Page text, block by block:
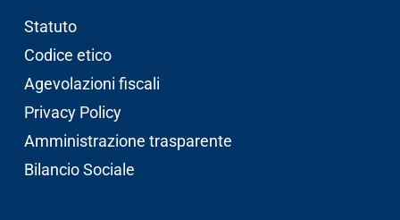
Statuto
Codice etico
Agevolazioni fiscali
Privacy Policy
Amministrazione trasparente
Bilancio Sociale